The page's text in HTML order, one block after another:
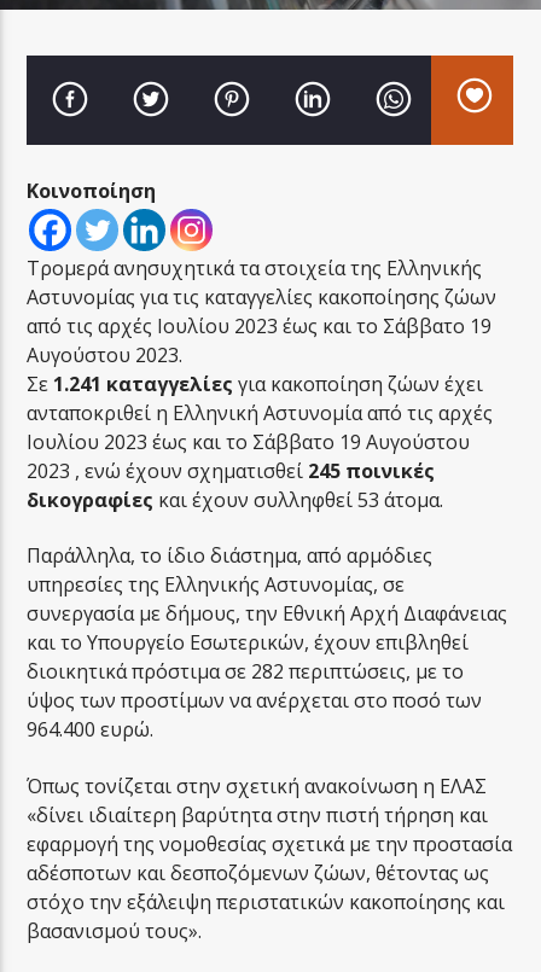
LA FAMIGLIA ΝΗΣΙΩΤΙΚΑ
Κοινοποίηση
Τρομερά ανησυχητικά τα στοιχεία της Ελληνικής
Αστυνομίας για τις καταγγελίες κακοποίησης ζώων
από τις αρχές Ιουλίου 2023 έως και το Σάββατο 19
Αυγούστου 2023.
Σε 1.241 καταγγελίες για κακοποίηση ζώων έχει
ανταποκριθεί η Ελληνική Αστυνομία από τις αρχές
Ιουλίου 2023 έως και το Σάββατο 19 Αυγούστου
2023 , ενώ έχουν σχηματισθεί 245 ποινικές
δικογραφίες και έχουν συλληφθεί 53 άτομα.
Παράλληλα, το ίδιο διάστημα, από αρμόδιες
υπηρεσίες της Ελληνικής Αστυνομίας, σε
συνεργασία με δήμους, την Εθνική Αρχή Διαφάνειας
και το Υπουργείο Εσωτερικών, έχουν επιβληθεί
διοικητικά πρόστιμα σε 282 περιπτώσεις, με το
ύψος των προστίμων να ανέρχεται στο ποσό των
964.400 ευρώ.
Όπως τονίζεται στην σχετική ανακοίνωση η ΕΛΑΣ
«δίνει ιδιαίτερη βαρύτητα στην πιστή τήρηση και
εφαρμογή της νομοθεσίας σχετικά με την προστασία
αδέσποτων και δεσποζόμενων ζώων, θέτοντας ως
στόχο την εξάλειψη περιστατικών κακοποίησης και
βασανισμού τους».